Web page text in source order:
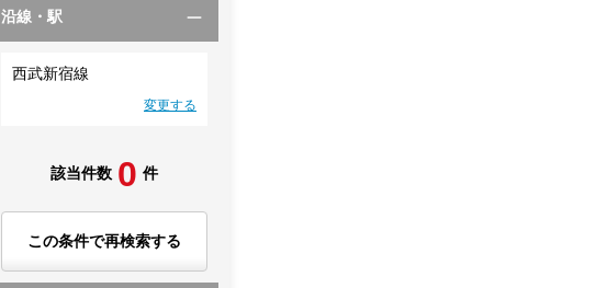
沿線・駅
西武新宿線
変更する
該当件数 0 件
この条件で再検索する